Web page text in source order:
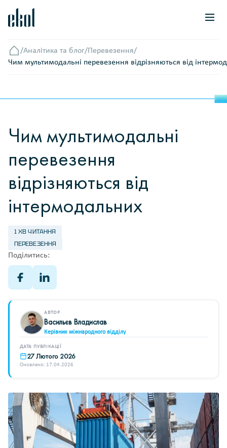
Головна
/Аналітика та блог/Перевезення/
Чим мультимодальні перевезення відрізняються від
Чим мультимодальні
перевезення
відрізняються від
інтермодальних
1 ХВ ЧИТАННЯ
ПЕРЕВЕЗЕННЯ
Поділитись:
АВТОР
Васильєв Владислав
Керівник міжнародного відділу
ДАТА ПУБЛІКАЦІЇ
27 Лютого 2026
Оновлено: 17.04.2026